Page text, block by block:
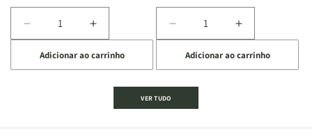
Diminuir
a
quantidade
de
Cartas
Aumentar
a
quantidade
de
Jogo
Cartas
Adicionar ao carrinho
Diminuir
a
quantidade
de
Jogo
|
Aumentar
a
quantidade
de
|
Adicionar ao carrinho
VER TUDO